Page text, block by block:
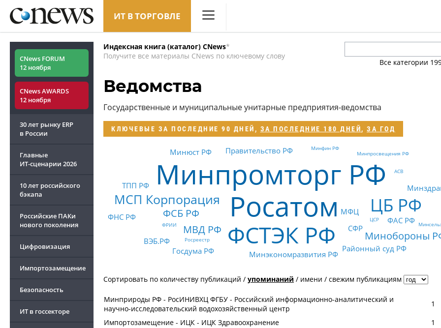
ИТ В ТОРГОВЛЕ
Аналитика
Маркет
Техника
ТВ
CNews FORUM
12 ноября
CNews AWARDS
12 ноября
30 лет рынку ERP
в России
Главные
ИТ-сценарии 2026
10 лет российского
бэкапа
Российские ПАКи
нового поколения
Цифровизация
Импортозамещение
Безопасность
ИТ в госсекторе
Индексная книга (каталог) CNews*
Получите все материалы CNews по ключевому слову
Все категории
Ведомства
Государственные и муниципальные унитарные предприятия-ведомства
КЛЮЧЕВЫЕ ЗА ПОСЛЕДНИЕ 90 ДНЕЙ , ЗА ПОСЛЕДНИЕ 180 ДНЕЙ, ЗА ГОД
Росатом
Минпромторг РФ
ФСТЭК РФ
ЦБ РФ
МСП Корпорация
ФСБ РФ
МВД РФ
Минобороны
Минэкономразвития РФ
Правительство РФ
ФАС РФ
Районный суд РФ
ФНС РФ
Госдума РФ
МФЦ
Минюст РФ
ВЭБ.РФ
ТПП РФ
СФР
Минпросвещения РФ
Минфин РФ
Росреестр
ЦСР
ФРИИ
АСВ
Сортировать по количеству публикаций / упоминаний / имени / свежим публикациям
Минприроды РФ - РосИНИВХЦ ФГБУ - Российский информационно-аналитический и
научно-исследовательский водохозяйственный центр
1
Импортозамещение - ИЦК - ИЦК Здравоохранение
1